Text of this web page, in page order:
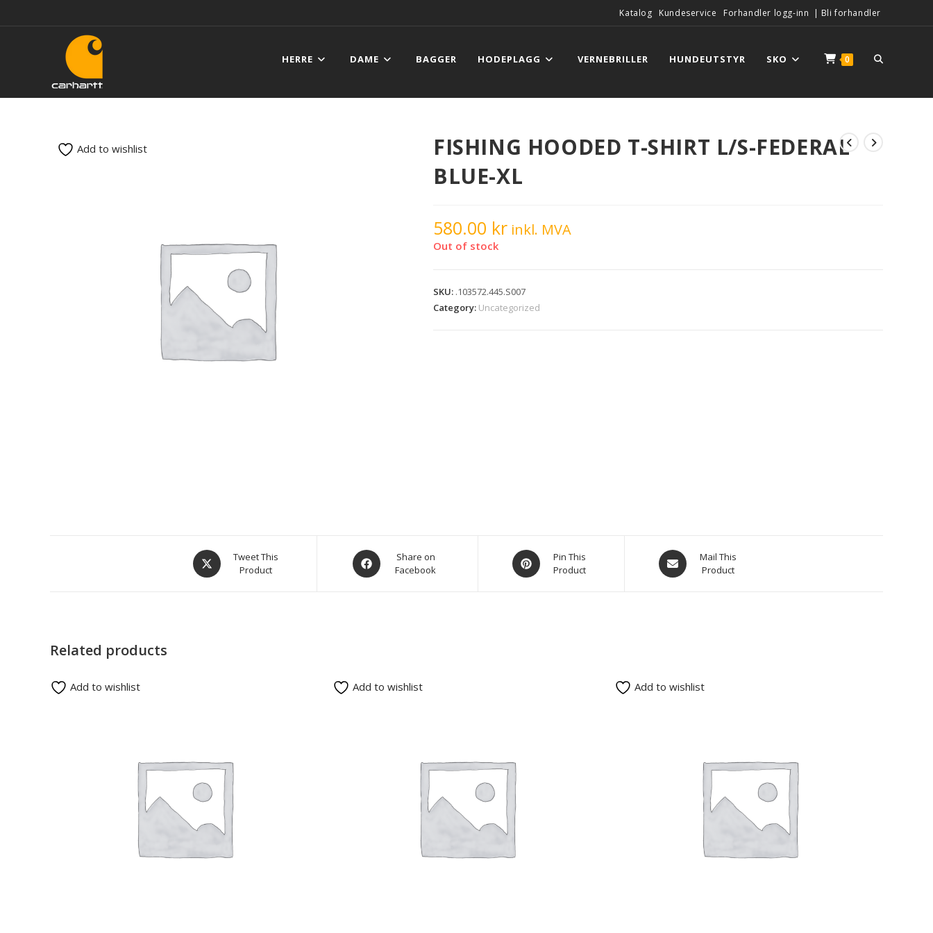
Katalog Kundeservice Forhandler logg-inn | Bli forhandler
HERRE DAME BAGGER HODEPLAGG VERNEBRILLER HUNDEUTSTYR SKO 0
FISHING HOODED T-SHIRT L/S-FEDERAL
BLUE-XL
580.00 kr inkl. MVA
Out of stock
SKU: .103572.445.S007
Category: Uncategorized
Add to wishlist
Tweet This
Product
Share on
Facebook
Pin This
Product
Mail This
Product
Related products
Add to wishlist Add to wishlist Add to wishlist